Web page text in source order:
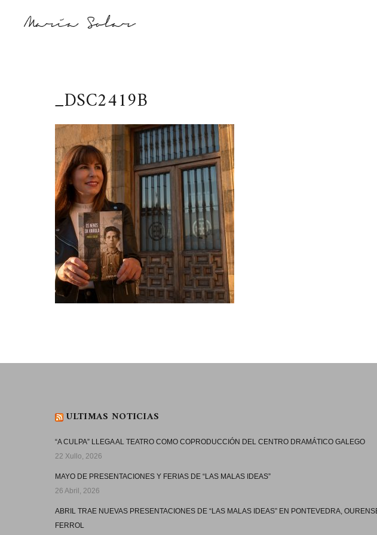
_DSC2419B
ULTIMAS NOTICIAS
“A CULPA” LLEGA AL TEATRO COMO COPRODUCCIÓN DEL CENTRO DRAMÁTICO GALEGO
22 Xullo, 2026
MAYO DE PRESENTACIONES Y FERIAS DE “LAS MALAS IDEAS”
26 Abril, 2026
ABRIL TRAE NUEVAS PRESENTACIONES DE “LAS MALAS IDEAS” EN PONTEVEDRA,
FERROL